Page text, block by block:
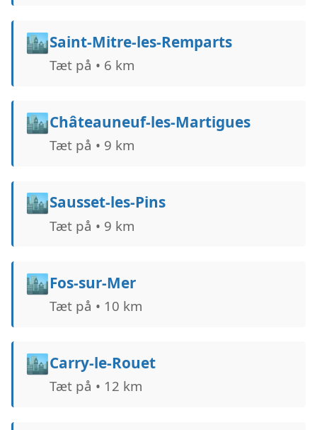
🏙️Saint-Mitre-les-Remparts
Tæt på • 6 km
🏙️Châteauneuf-les-Martigues
Tæt på • 9 km
🏙️Sausset-les-Pins
Tæt på • 9 km
🏙️Fos-sur-Mer
Tæt på • 10 km
🏙️Carry-le-Rouet
Tæt på • 12 km